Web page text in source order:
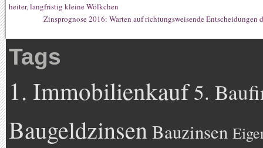
heiter, langfristig kleine Wölkchen
Zinsprognose 2016: Warten auf richtungsweisende Entscheidungen
Tags
1. Immobilienkauf5.
BaugeldzinsenBauzinsen